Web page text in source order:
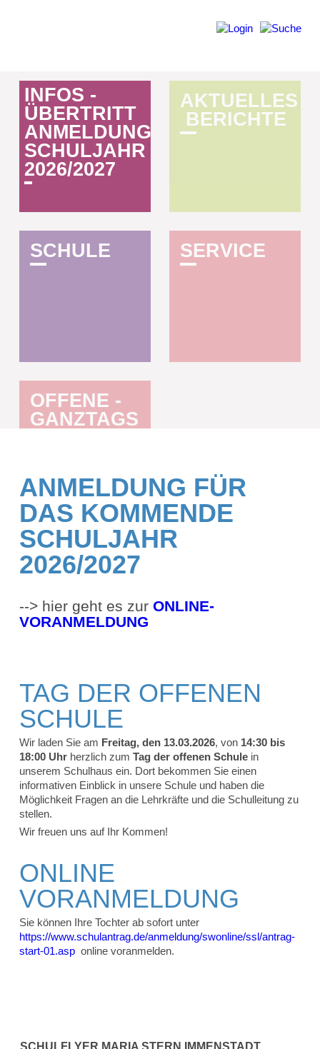
INFOS ­
ÜBERTRITT
ANMELDUNG
SCHULJAHR
2026/2027
AKTUELLES
­ BERICHTE
S­C­H­U­L­E S­E­R­V­I­C­E­­
OFFENE ­
GANZTAGS
ANMELDUNG FÜR
DAS KOMMENDE
SCHULJAHR
2026/2027
--> hier geht es zur ONLINE-
VORANMELDUNG
TAG DER OFFENEN
SCHULE
Wir laden Sie am Freitag, den 13.03.2026, von 14:30 bis
18:00 Uhr herzlich zum Tag der offenen Schule in
unserem Schulhaus ein. Dort bekommen Sie einen
informativen Einblick in unsere Schule und haben die
Möglichkeit Fragen an die Lehrkräfte und die Schulleitung zu
stellen.
Wir freuen uns auf Ihr Kommen!
ONLINE
VORANMELDUNG
Sie können Ihre Tochter ab sofort unter
https://www.schulantrag.de/anmeldung/swonline/ssl/antrag-
start-01.asp online voranmelden.
SCHULFLYER MARIA STERN IMMENSTADT